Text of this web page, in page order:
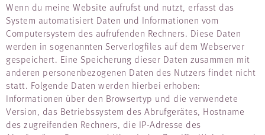
Wenn du meine Website aufrufst und nutzt, erfasst das
System automatisiert Daten und Informationen vom
Computersystem des aufrufenden Rechners. Diese Daten
werden in sogenannten Serverlogfiles auf dem Webserver
gespeichert. Eine Speicherung dieser Daten zusammen mit
anderen personenbezogenen Daten des Nutzers findet nicht
statt. Folgende Daten werden hierbei erhoben:
Informationen über den Browsertyp und die verwendete
Version, das Betriebssystem des Abrufgerätes, Hostname
des zugreifenden Rechners, die IP-Adresse des